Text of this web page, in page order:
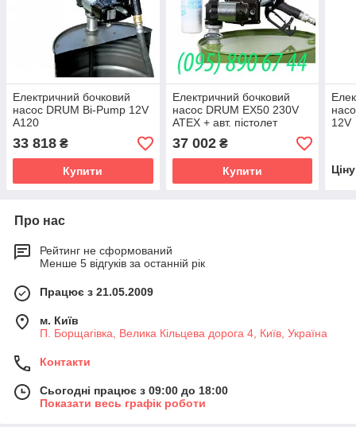
Електричний бочковий
насос DRUM Bi-Pump 12V
A120
33 818 ₴
Купити
Електричний бочковий
насос DRUM EX50 230V
ATEX + авт. пістолет
37 002₴
Купити
12V
Про нас
Рейтинг не сформований
Менше 5 відгуків за останній рік
Працює з 21.05.2009
м. Київ
П. Борщагівка, Велика Кільцева дорога 4, Київ, Україна
Контакти
Сьогодні працює з 09:00 до 18:00
Показати весь графік роботи